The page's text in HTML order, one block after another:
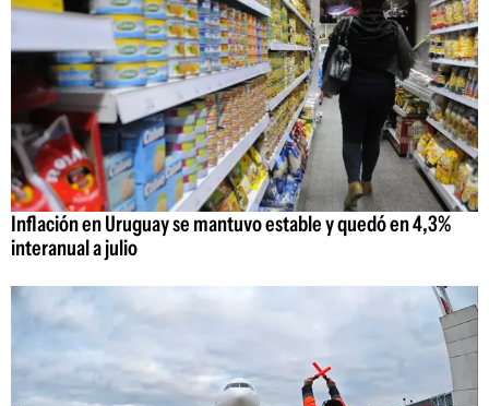
Inflación en Uruguay se mantuvo estable y quedó en 4,3%
interanual a julio